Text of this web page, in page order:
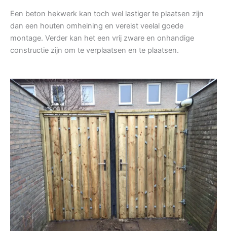
Een beton hekwerk kan toch wel lastiger te plaatsen zijn
dan een houten omheining en vereist veelal goede
montage. Verder kan het een vrij zware en onhandige
constructie zijn om te verplaatsen en te plaatsen.